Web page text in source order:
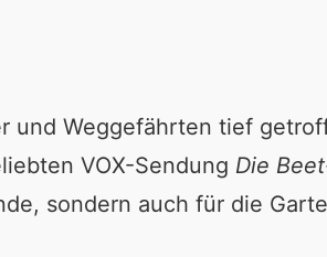
und Weggefährten tief
VOX-Sendung Die
sondern auch für die